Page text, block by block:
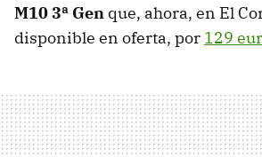
M10 3ª Gen que, ahora, en El
disponible en oferta, por 129